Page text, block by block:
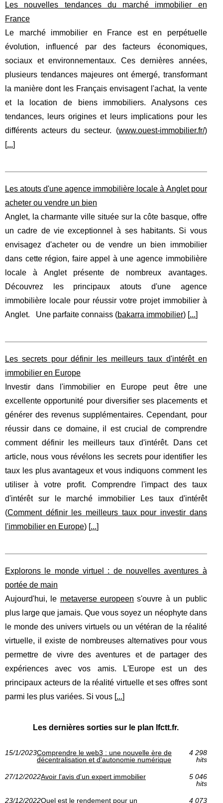
Les nouvelles tendances du marché immobilier en
France
Le marché immobilier en France est en perpétuelle
évolution, influencé par des facteurs économiques,
sociaux et environnementaux. Ces dernières années,
plusieurs tendances majeures ont émergé, transformant
la manière dont les Français envisagent l'achat, la vente
et la location de biens immobiliers. Analysons ces
tendances, leurs origines et leurs implications pour les
différents acteurs du secteur. (www.ouest-immobilier.fr/)
[...]
Les atouts d'une agence immobilière locale à Anglet pour
acheter ou vendre un bien
Anglet, la charmante ville située sur la côte basque, offre
un cadre de vie exceptionnel à ses habitants. Si vous
envisagez d'acheter ou de vendre un bien immobilier
dans cette région, faire appel à une agence immobilière
locale à Anglet présente de nombreux avantages.
Découvrez les principaux atouts d'une agence
immobilière locale pour réussir votre projet immobilier à
Anglet. Une parfaite connaiss (bakarra immobilier) [...]
Les secrets pour définir les meilleurs taux d'intérêt en
immobilier en Europe
Investir dans l'immobilier en Europe peut être une
excellente opportunité pour diversifier ses placements et
générer des revenus supplémentaires. Cependant, pour
réussir dans ce domaine, il est crucial de comprendre
comment définir les meilleurs taux d'intérêt. Dans cet
article, nous vous révélons les secrets pour identifier les
taux les plus avantageux et vous indiquons comment les
utiliser à votre profit. Comprendre l'impact des taux
d'intérêt sur le marché immobilier Les taux d'intérêt
(Comment définir les meilleurs taux pour investir dans
l'immobilier en Europe) [...]
Explorons le monde virtuel : de nouvelles aventures à
portée de main
Aujourd'hui, le metaverse europeen s'ouvre à un public
plus large que jamais. Que vous soyez un néophyte dans
le monde des univers virtuels ou un vétéran de la réalité
virtuelle, il existe de nombreuses alternatives pour vous
permettre de vivre des aventures et de partager des
expériences avec vos amis. L'Europe est un des
principaux acteurs de la réalité virtuelle et ses offres sont
parmi les plus variées. Si vous [...]
Les dernières sorties sur le plan lfctt.fr.
15/1/2023Comprendre le web3 : une nouvelle ère de
décentralisation et d'autonomie numérique
4 298
hits
27/12/2022Avoir l'avis d'un expert immobilier
5 046
hits
23/12/2022Quel est le rendement pour un 4 073